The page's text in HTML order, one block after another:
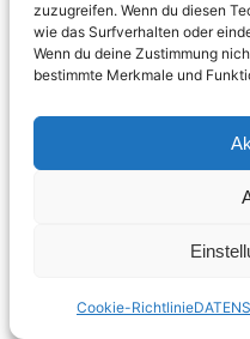
zuzugreifen. Wenn du diesen
wie das Surfverhalten oder
Wenn du deine Zustimmung
bestimmte Merkmale und
Cookie-Richtlinie
ERFOLGREICH ZUR